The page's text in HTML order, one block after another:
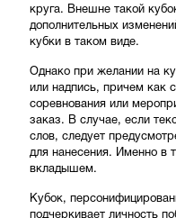
круга. Внешне такой
дополнительных
кубки в таком виде.
Однако при желании на
или надпись, причем как
соревнования или
заказ. В случае, если
слов, следует
для нанесения. Именно в
вкладышем.
Кубок,
подчеркивает личность